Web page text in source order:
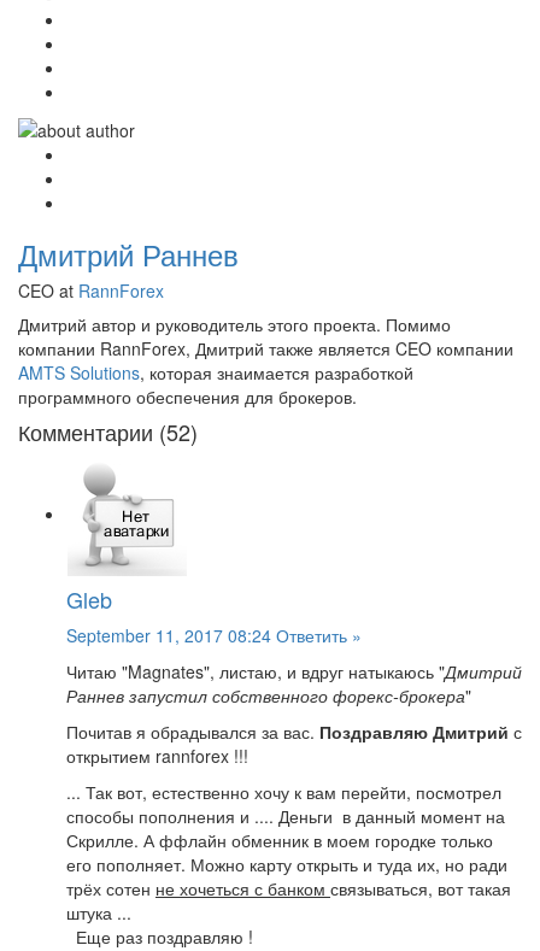
Дмитрий Раннев
CEO at RannForex
Дмитрий автор и руководитель этого проекта. Помимо
компании RannForex, Дмитрий также является CEO компании
AMTS Solutions, которая знаимается разработкой
программного обеспечения для брокеров.
Комментарии (52)
Gleb
September 11, 2017 08:24 Ответить »
Читаю "Magnates", листаю, и вдруг натыкаюсь "Дмитрий
Раннев запустил собственного форекс-брокера"
Почитав я обрадывался за вас. Поздравляю Дмитрий с
открытием rannforex !!!
... Так вот, естественно хочу к вам перейти, посмотрел
способы пополнения и .... Деньги в данный момент на
Скрилле. А ффлайн обменник в моем городке только
его пополняет. Можно карту открыть и туда их, но ради
трёх сотен не хочеться с банком связываться, вот такая
штука ...
Еще раз поздравляю !